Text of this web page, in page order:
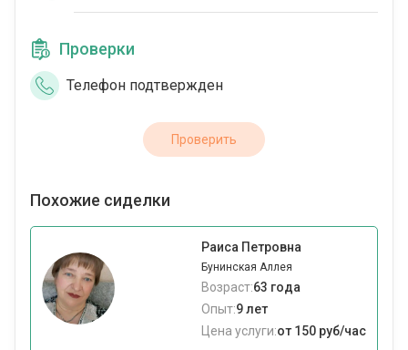
Проверки
Телефон подтвержден
Проверить
Похожие сиделки
Раиса Петровна
Бунинская Аллея
Возраст:63 года
Опыт:9 лет
Цена услуги:от 150 руб/час